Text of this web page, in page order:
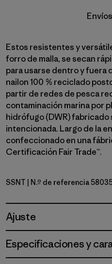
Estos resistentes y
forro de malla, se secan
para usarse dentro y fuera
nailon 100 % reciclado
partir de redes de pesca
contaminación marina por
hidrófugo (DWR) fabricado
intencionada. Largo de la
confeccionado en una
Certificación Fair Trade™.
Sunshine: Natural
SSNT | N.º de referencia
Ajuste
Especificaciones y